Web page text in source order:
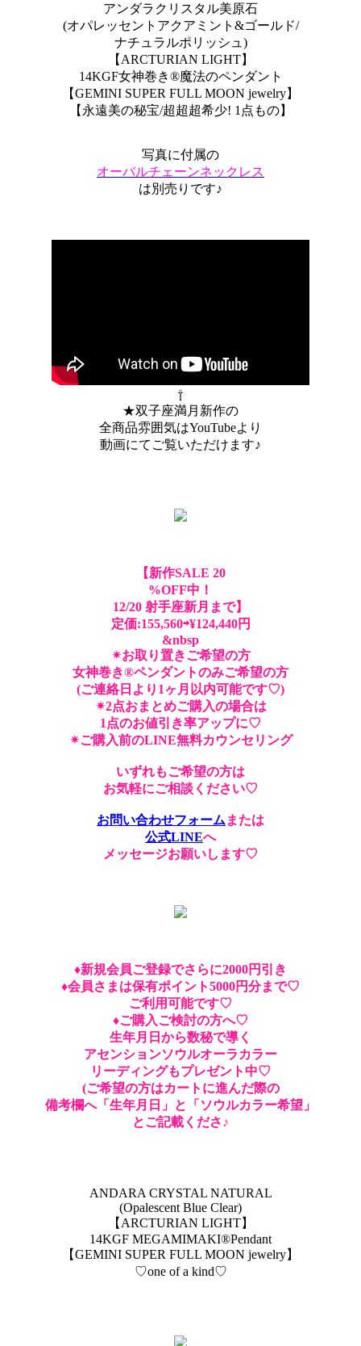
アンダラクリスタル美原石
(オパレッセントアクアミント&ゴールド/
ナチュラルポリッシュ)
【ARCTURIAN LIGHT】
14KGF女神巻き®︎魔法のペンダント
【GEMINI SUPER FULL MOON jewelry】
【永遠美の秘宝/超超超希少! 1点もの】
写真に付属の
オーバルチェーンネックレス
は別売りです♪
⇧
★双子座満月新作の
全商品雰囲気はYouTubeより
動画にてご覧いただけます♪
【新作SALE 20
%OFF中！
12/20 射手座新月まで】
定価:155,560⇨¥124,440円
&nbsp
✴︎お取り置きご希望の方
女神巻き®︎ペンダントのみご希望の方
(ご連絡日より1ヶ月以内可能です♡)
✴︎2点おまとめご購入の場合は
1点のお値引き率アップに♡
✴︎ご購入前のLINE無料カウンセリング
いずれもご希望の方は
お気軽にご相談ください♡
お問い合わせフォーム または
公式LINEへ
メッセージお願いします♡
♦︎新規会員ご登録でさらに2000円引き
♦︎会員さまは保有ポイント5000円分まで♡
ご利用可能です♡
♦︎ご購入ご検討の方へ♡
生年月日から数秘で導く
アセンションソウルオーラカラー
リーディングもプレゼント中♡
(ご希望の方はカートに進んだ際の
備考欄へ「生年月日」と「ソウルカラー希望」
とご記載くださ♪
ANDARA CRYSTAL NATURAL
(Opalescent Blue Clear)
【ARCTURIAN LIGHT】
14KGF MEGAMIMAKI®︎Pendant
【GEMINI SUPER FULL MOON jewelry】
♡one of a kind♡